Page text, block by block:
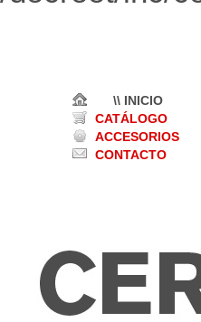
\\ INICIO
CATÁLOGO
ACCESORIOS
CONTACTO